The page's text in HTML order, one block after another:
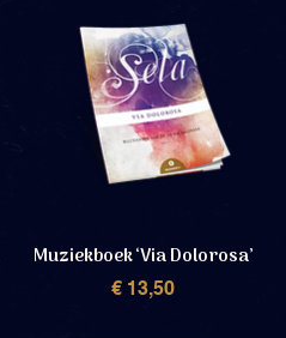
Muziekboek ‘Via Dolorosa’
Prijs
€ 13,50